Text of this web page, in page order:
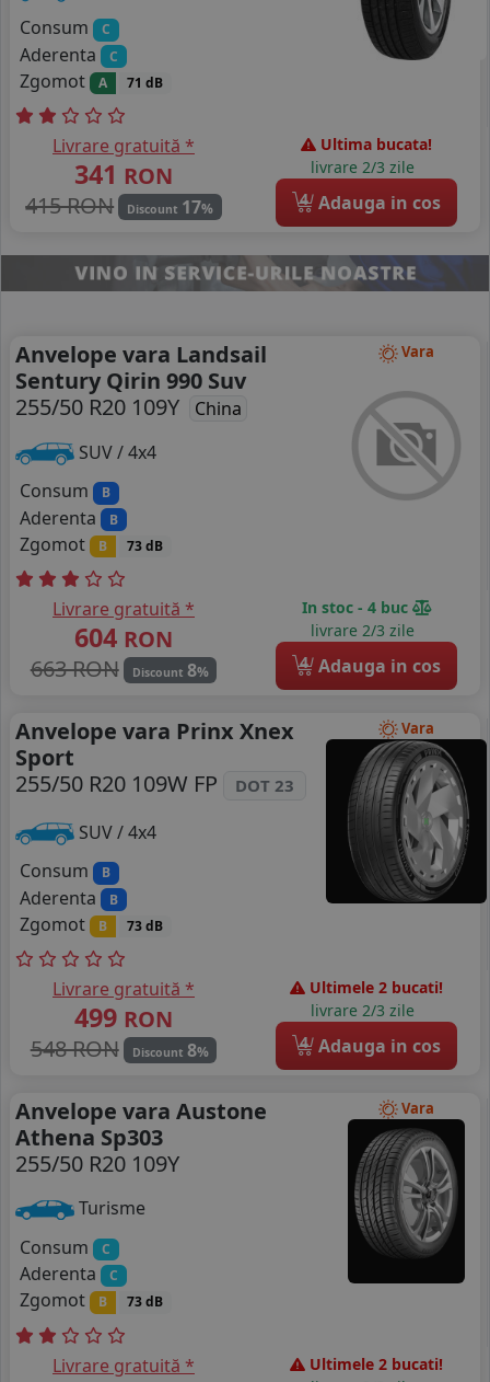
Consum
C
Aderenta C
Zgomot A 71 dB
Livrare gratuită *
341 RON
415 RON
Discount 17%
Ultima bucata!
livrare 2/3 zile
4 Adauga in cos
Vara
Anvelope vara Landsail
Sentury Qirin 990 Suv
255/50 R20 109Y
China
SUV / 4x4
Consum
B
Aderenta B
Zgomot B 73 dB
Livrare gratuită *
604 RON
663 RON
Discount 8%
In stoc - 4 buc
livrare 2/3 zile
4 Adauga in cos
Vara
Anvelope vara Prinx Xnex
Sport
255/50 R20 109W FP
DOT 23
SUV / 4x4
Consum
B
Aderenta B
Zgomot B 73 dB
Livrare gratuită *
499 RON
548 RON
Discount 8%
Ultimele 2 bucati!
livrare 2/3 zile
4 Adauga in cos
Vara
Anvelope vara Austone
Athena Sp303
255/50 R20 109Y
Turisme
Consum
C
Aderenta C
Zgomot B 73 dB
Livrare gratuită *
Ultimele 2 bucati!